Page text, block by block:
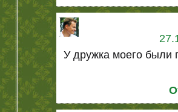
У дружка моего были